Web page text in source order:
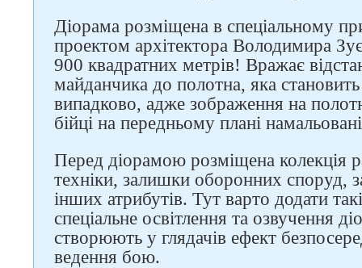
Діорама розміщена в спеціальному
проектом архітектора Володимира
900 квадратних метрів! Вражає
майданчика до полотна, яка
випадково, адже зображення на
бійці на передньому плані
Перед діорамою розміщена колекція
техніки, залишки оборонних споруд,
інших атрибутів. Тут варто додати
спеціальне освітлення та озвучення
створюють у глядачів ефект
ведення бою.